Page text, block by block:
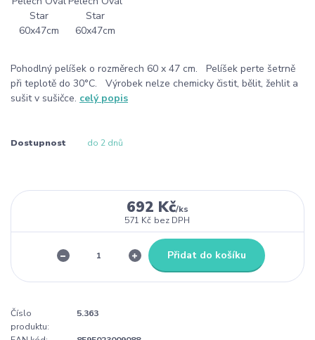
Pohodlný pelíšek o rozměrech 60 x 47 cm. Pelíšek perte šetrně
při teplotě do 30°C. Výrobek nelze chemicky čistit, bělit, žehlit a
sušit v sušičce. celý popis
Dostupnost do 2 dnů
692 Kč/ks
571 Kč bez DPH
Přidat do košíku
Číslo
produktu:
5.363